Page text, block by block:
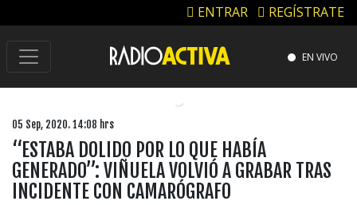
ENTRAR REGÍSTRATE
EN VIVO
05 Sep, 2020. 14:08 hrs
“ESTABA DOLIDO POR LO QUE HABÍA
GENERADO”: VIÑUELA VOLVIÓ A GRABAR TRAS
INCIDENTE CON CAMARÓGRAFO